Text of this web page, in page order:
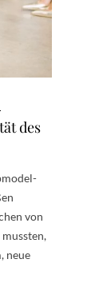
des
von
neue